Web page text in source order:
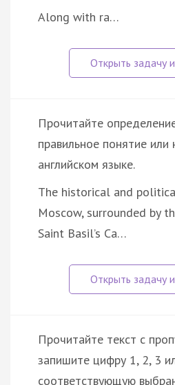
Along with ra…
Прочитайте
правильное понятие или
английском языке.
The historical and
Moscow, surrounded by
Saint Basil’s Ca…
Прочитайте текст с
запишите цифру 1, 2, 3
соответствующую